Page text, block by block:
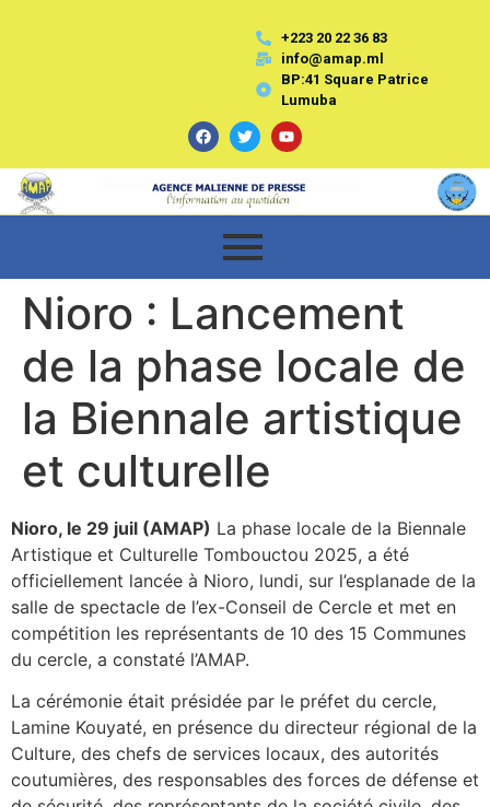
+223 20 22 36 83
info@amap.ml
BP:41 Square Patrice
Lumuba
Nioro : Lancement
de la phase locale de
la Biennale artistique
et culturelle
Nioro, le 29 juil (AMAP) La phase locale de la Biennale
Artistique et Culturelle Tombouctou 2025, a été
officiellement lancée à Nioro, lundi, sur l’esplanade de la
salle de spectacle de l’ex-Conseil de Cercle et met en
compétition les représentants de 10 des 15 Communes
du cercle, a constaté l’AMAP.
La cérémonie était présidée par le préfet du cercle,
Lamine Kouyaté, en présence du directeur régional de la
Culture, des chefs de services locaux, des autorités
coutumières, des responsables des forces de défense et